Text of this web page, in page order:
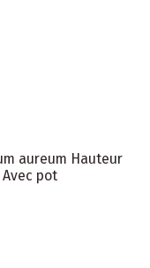
aureum Hauteur
pot